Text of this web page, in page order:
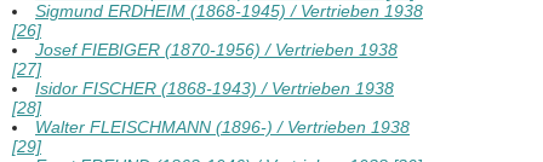
Sigmund ERDHEIM (1868-1945) / Vertrieben 1938
[26]
Josef FIEBIGER (1870-1956) / Vertrieben 1938
[27]
Isidor FISCHER (1868-1943) / Vertrieben 1938
[28]
Walter FLEISCHMANN (1896-) / Vertrieben 1938
[29]